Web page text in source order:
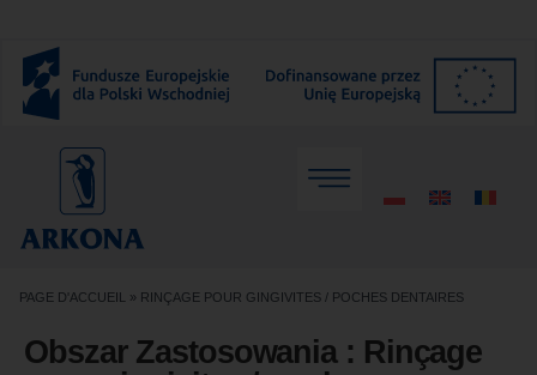
PAGE D'ACCUEIL » RINÇAGE POUR GINGIVITES / POCHES DENTAIRES
Obszar Zastosowania : Rinçage